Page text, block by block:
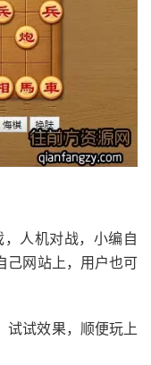
人机对战，小编自
己网站上，用户也可
试试效果，顺便玩上